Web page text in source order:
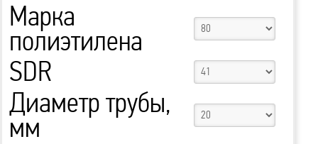
Марка
полиэтилена
SDR
Диаметр трубы,
мм